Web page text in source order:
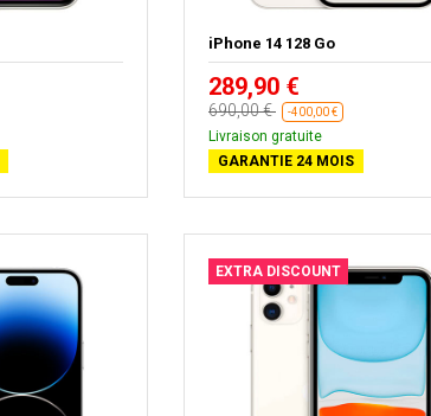
iPhone 14 128 Go
289,90 €
690,00 € -400,00 €
Livraison gratuite
GARANTIE 24 MOIS
EXTRA DISCOUNT